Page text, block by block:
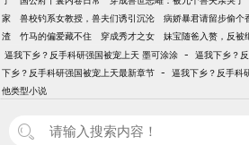
家
兽校钓系女教授，兽夫们诱引沉沦 病娇暴君请留步偷个
渣
竹马的偏爱藏不住 穿成秀才之女 妹宝随爸入赘，反被
逼我下乡？反手科研强国被宠上天 墨可涂涂 - 逼我下乡？
下乡？反手科研强国被宠上天最新章节 - 逼我下乡？反手科
他类型小说